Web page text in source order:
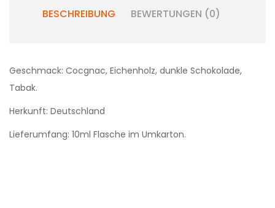
BESCHREIBUNG BEWERTUNGEN (0)
Geschmack: Cocgnac, Eichenholz, dunkle Schokolade,
Tabak.
Herkunft: Deutschland
Lieferumfang: 10ml Flasche im Umkarton.